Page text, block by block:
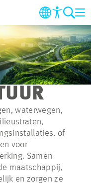
waterwegen,
of
voor
Samen
maatschappij,
en zorgen ze